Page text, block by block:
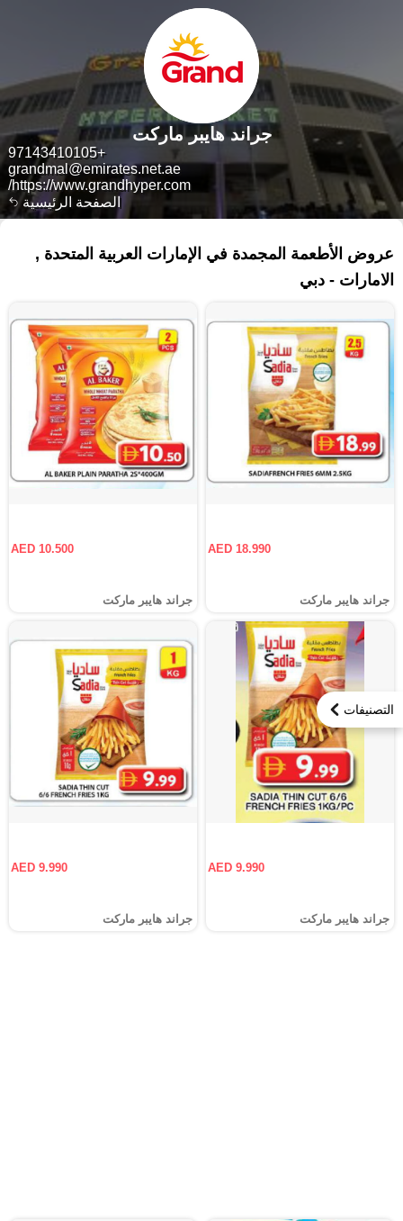
الصفحة الرئيسية
+97143410105
grandmal@emirates.net.ae
https://www.grandhyper.com/
جراند هايبر ماركت
التصنيفات
عروض الأطعمة المجمدة في الإمارات العربية المتحدة ,
الامارات - دبي
AED 18.990
جراند هايبر ماركت
AED 10.500
جراند هايبر ماركت
AED 9.990
جراند هايبر ماركت
AED 9.990
جراند هايبر ماركت